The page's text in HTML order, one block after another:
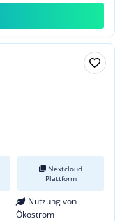
Nextcloud
Plattform
Nutzung von
Ökostrom